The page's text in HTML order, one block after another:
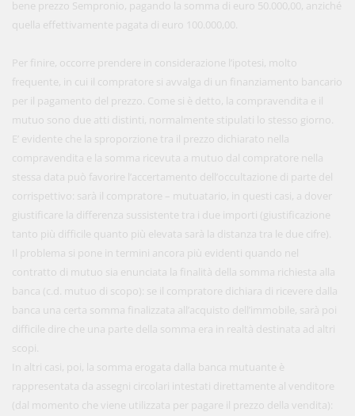
bene prezzo Sempronio, pagando la somma di euro 50.000,00, anziché
quella effettivamente pagata di euro 100.000,00.
Per finire, occorre prendere in considerazione l’ipotesi, molto
frequente, in cui il compratore si avvalga di un finanziamento bancario
per il pagamento del prezzo. Come si è detto, la compravendita e il
mutuo sono due atti distinti, normalmente stipulati lo stesso giorno.
E’ evidente che la sproporzione tra il prezzo dichiarato nella
compravendita e la somma ricevuta a mutuo dal compratore nella
stessa data può favorire l’accertamento dell’occultazione di parte del
corrispettivo: sarà il compratore – mutuatario, in questi casi, a dover
giustificare la differenza sussistente tra i due importi (giustificazione
tanto più difficile quanto più elevata sarà la distanza tra le due cifre).
Il problema si pone in termini ancora più evidenti quando nel
contratto di mutuo sia enunciata la finalità della somma richiesta alla
banca (c.d. mutuo di scopo): se il compratore dichiara di ricevere dalla
banca una certa somma finalizzata all’acquisto dell’immobile, sarà poi
difficile dire che una parte della somma era in realtà destinata ad altri
scopi.
In altri casi, poi, la somma erogata dalla banca mutuante è
rappresentata da assegni circolari intestati direttamente al venditore
(dal momento che viene utilizzata per pagare il prezzo della vendita):